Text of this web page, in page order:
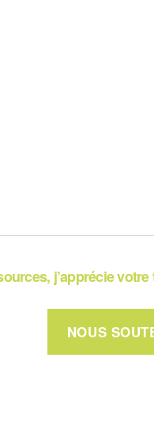
j’apprécie
NOUS